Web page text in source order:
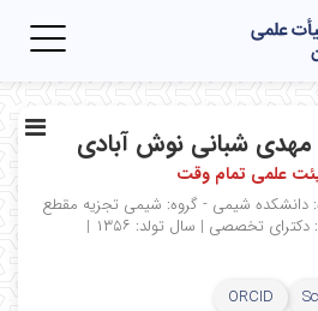
مهدی شبانی نوش آبادی
علمی تمام وقت
دانشکده شیمی - گروه: شیمی تجزیه مقطع
دکترای تخصصی | سال تولد: ۱۳۵۶ |
ORCID